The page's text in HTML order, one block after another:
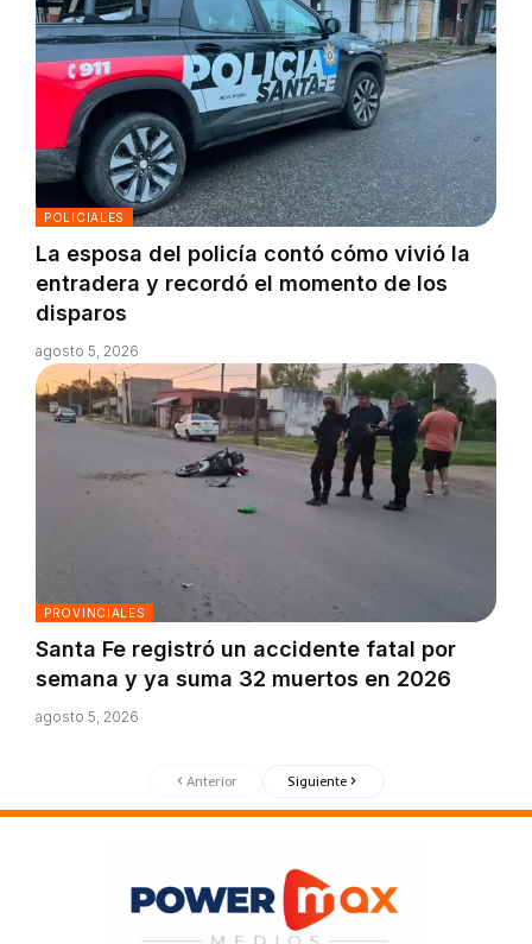
POLICIALES
La esposa del policía contó cómo vivió la
entradera y recordó el momento de los
disparos
agosto 5, 2026
PROVINCIALES
Santa Fe registró un accidente fatal por
semana y ya suma 32 muertos en 2026
agosto 5, 2026
Anterior Siguiente